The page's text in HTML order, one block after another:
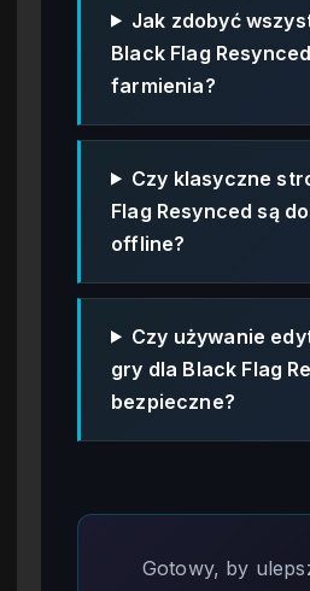
Jak zdobyć
Black Flag
farmienia?
Czy klasyczne
Flag Resynced są
offline?
Czy używanie
gry dla Black Flag
bezpieczne?
Gotowy, by